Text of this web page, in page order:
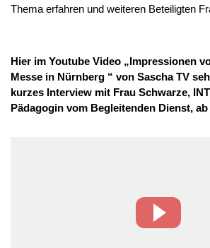
Thema erfahren und weiteren Beteiligten
Hier im Youtube Video „Impressionen
Messe in Nürnberg “ von Sascha TV
kurzes Interview mit Frau Schwarze,
Pädagogin vom Begleitenden Dienst,